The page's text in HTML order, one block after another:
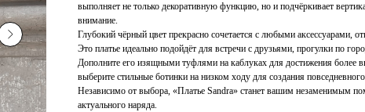
выполняет не только декоративную функцию, но и подчёркивает
внимание.
Глубокий чёрный цвет прекрасно сочетается с любыми аксессуарами,
Это платье идеально подойдёт для встречи с друзьями, прогулки по
Дополните его изящными туфлями на каблуках для достижения более
выберите стильные ботинки на низком ходу для создания
Независимо от выбора, «Платье Sandra» станет вашим незаменимым
актуального наряда.